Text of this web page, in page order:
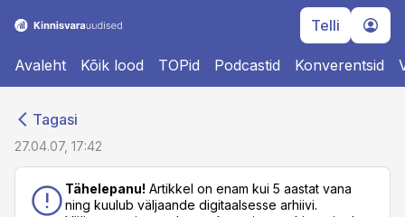
Telli
Avaleht Kõik lood TOPid Podcastid Konverentsid
Tagasi
27.04.07, 17:42
Tähelepanu! Artikkel on enam kui 5 aastat vana
ning kuulub väljaande digitaalsesse arhiivi.